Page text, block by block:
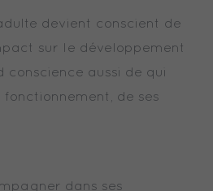
devient conscient de
sur le développement
conscience aussi de qui
de ses
dans ses